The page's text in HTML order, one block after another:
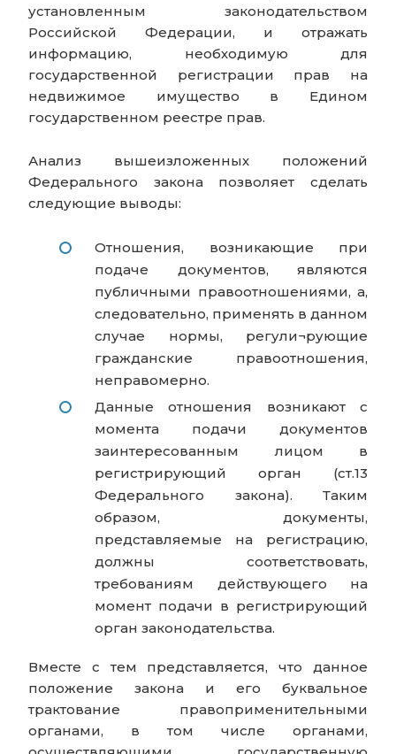
установленным законодательством
Российской Федерации, и отражать
информацию, необходимую для
государственной регистрации прав на
недвижимое имущество в Едином
государственном реестре прав.
Анализ вышеизложенных положений
Федерального закона позволяет сделать
следующие выводы:
Отношения, возникающие при
подаче документов, являются
публичными правоотношениями, а,
следовательно, применять в данном
случае нормы, регули¬рующие
гражданские правоотношения,
неправомерно.
Данные отношения возникают с
момента подачи документов
заинтересованным лицом в
регистрирующий орган (ст.13
Федерального закона). Таким
образом, документы,
представляемые на регистрацию,
должны соответствовать,
требованиям действующего на
момент подачи в регистрирующий
орган законодательства.
Вместе с тем представляется, что данное
положение закона и его буквальное
трактование правоприменительными
органами, в том числе органами,